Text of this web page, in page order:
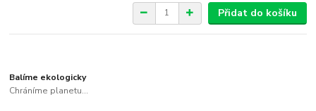
Přidat do košíku
Balíme ekologicky
Chráníme planetu...